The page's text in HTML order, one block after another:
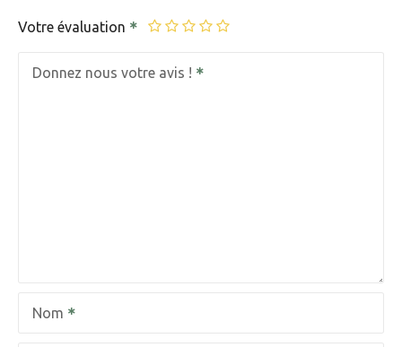
Votre évaluation
Donnez nous votre avis !
Nom